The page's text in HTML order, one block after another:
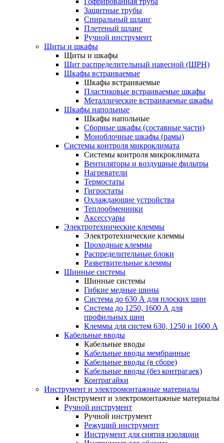
Защитные трубы
Спиральный шланг
Плетеный шланг
Ручной инструмент
Щиты и шкафы
Щиты и шкафы
Щит распределительный навесной (ЩРН)
Шкафы встраиваемые
Шкафы встраиваемые
Пластиковые встраиваемые шкафы
Металлические встраиваемые шкафы
Шкафы напольные
Шкафы напольные
Сборные шкафы (составные части)
Моноблочные шкафы (рамы)
Системы контроля микроклимата
Системы контроля микроклимата
Вентиляторы и воздушные фильтры
Нагреватели
Термостаты
Гигростаты
Охлаждающие устройства
Теплообменники
Аксессуары
Электротехнические клеммы
Электротехнические клеммы
Проходные клеммы
Распределительные блоки
Разветвительные клеммы
Шинные системы
Шинные системы
Гибкие медные шины
Система до 630 А для плоских шин
Система до 1250, 1600 А для
профильных шин
Клеммы для систем 630, 1250 и 1600 А
Кабельные вводы
Кабельные вводы
Кабельные вводы мембранные
Кабельные вводы (в сборе)
Кабельные вводы (без контрагаек)
Контрагайки
Инструмент и электромонтажные материалы
Инструмент и электромонтажные материалы
Ручной инструмент
Ручной инструмент
Режущий инструмент
Инструмент для снятия изоляции